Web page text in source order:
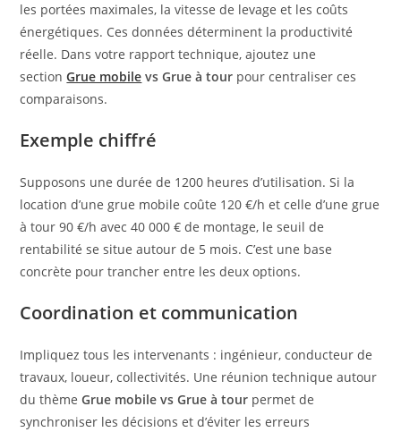
les portées maximales, la vitesse de levage et les coûts
énergétiques. Ces données déterminent la productivité
réelle. Dans votre rapport technique, ajoutez une
sectionGrue mobile vs Grue à tour pour centraliser ces
comparaisons.
Exemple chiffré
Supposons une durée de 1200 heures d’utilisation. Si la
location d’une grue mobile coûte 120 €/h et celle d’une grue
à tour 90 €/h avec 40 000 € de montage, le seuil de
rentabilité se situe autour de 5 mois. C’est une base
concrète pour trancher entre les deux options.
Coordination et communication
Impliquez tous les intervenants : ingénieur, conducteur de
travaux, loueur, collectivités. Une réunion technique autour
du thèmeGrue mobile vs Grue à tour permet de
synchroniser les décisions et d’éviter les erreurs